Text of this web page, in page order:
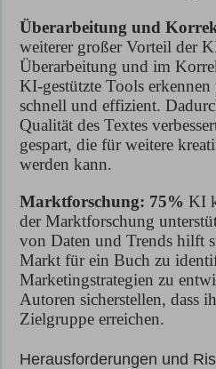
Überarbeitung und
weiterer großer Vorteil der
Überarbeitung und im
KI-gestützte Tools
schnell und effizient.
Qualität des Textes
gespart, die für weitere
werden kann.
Marktforschung: 75% KI
der Marktforschung
von Daten und Trends hilft
Markt für ein Buch zu
Marketingstrategien zu
Autoren sicherstellen, dass
Zielgruppe erreichen.
Herausforderungen und